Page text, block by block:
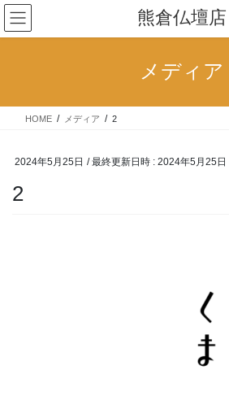
コ
ン
テ
ス
ナ
ビ
ゲ
ン
熊倉仏壇店
メディア
HOME メディア 2
2024年5月25日 / 最終更新日時 : 2024年5月25日
2